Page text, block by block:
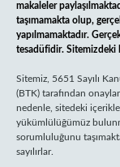
makaleler
taşımamakta olup,
yapılmamaktadır.
tesadüfidir. Sitemizdeki
Sitemiz, 5651 Sayılı
(BTK) tarafından
nedenle, sitedeki
yükümlülüğümüz
sorumluluğunu
sayılırlar.